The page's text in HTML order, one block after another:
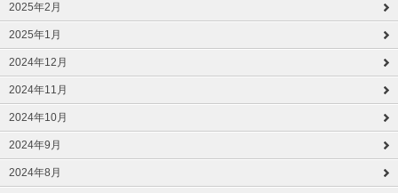
2025年2月
2025年1月
2024年12月
2024年11月
2024年10月
2024年9月
2024年8月